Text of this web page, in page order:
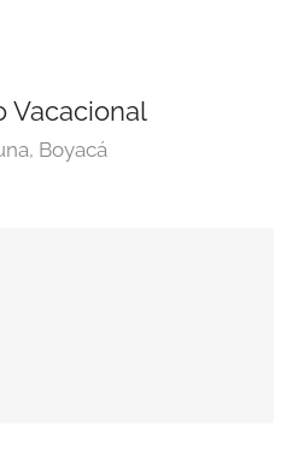
Vacacional
Boyacá